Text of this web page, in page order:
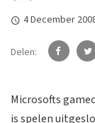
4 December
Delen:
Microsofts
is spelen